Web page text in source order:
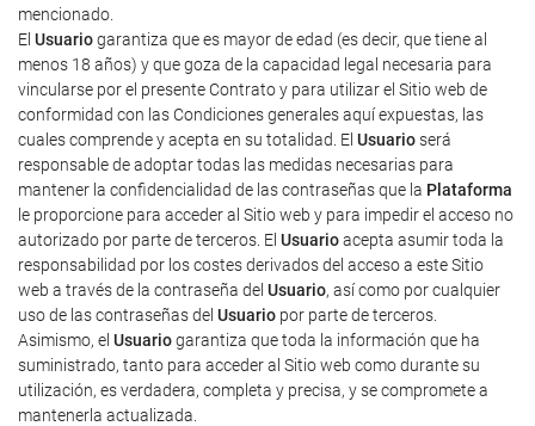
mencionado.
El Usuariogarantiza que es mayor de edad (es decir, que tiene al
menos 18 años) y que goza de la capacidad legal necesaria para
vincularse por el presente Contrato y para utilizar el Sitio web de
conformidad con las Condiciones generales aquí expuestas, las
cuales comprende y acepta en su totalidad. El Usuarioserá
responsable de adoptar todas las medidas necesarias para
mantener la confidencialidad de las contraseñas que la Plataforma
le proporcione para acceder al Sitio web y para impedir el acceso no
autorizado por parte de terceros. El Usuarioacepta asumir toda la
responsabilidad por los costes derivados del acceso a este Sitio
web a través de la contraseña del Usuario, así como por cualquier
uso de las contraseñas del Usuario por parte de terceros.
Asimismo, el Usuariogarantiza que toda la información que ha
suministrado, tanto para acceder al Sitio web como durante su
utilización, es verdadera, completa y precisa, y se compromete a
mantenerla actualizada.